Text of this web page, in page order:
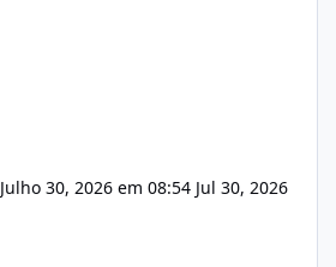
Julho 30, 2026 em 08:54 Jul 30, 2026